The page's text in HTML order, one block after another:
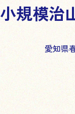
小規模治
愛知県